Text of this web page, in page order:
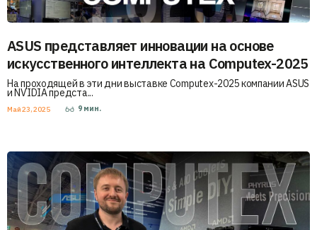
ASUS представляет инновации на основе
искусственного интеллекта на Computex-2025
На проходящей в эти дни выставке Computex-2025 компании ASUS
и NVIDIA предста...
Май 23, 2025 9 мин.